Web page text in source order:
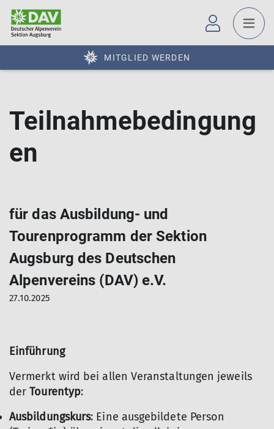
MITGLIED WERDEN
Teilnahmebedingung
en
für das Ausbildung- und
Tourenprogramm der Sektion
Augsburg des Deutschen
Alpenvereins (DAV) e.V.
27.10.2025
Einführung
Vermerkt wird bei allen Veranstaltungen jeweils
derTourentyp:
Ausbildungskurs: Eine ausgebildete Person